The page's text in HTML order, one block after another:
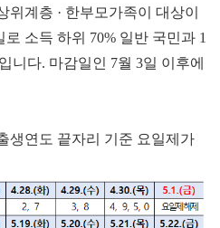
위계층 · 한부모가족이 대상이
로 소득 하위 70% 일반 국민과 1
니다. 마감일인 7월 3일 이후에
생연도 끝자리 기준 요일제가